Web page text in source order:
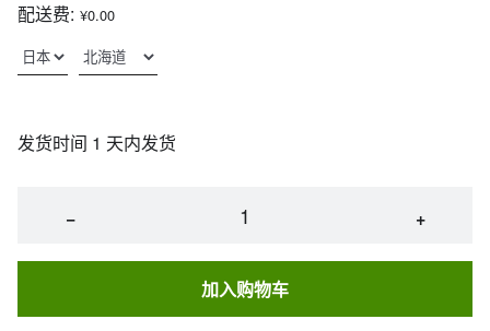
配送费: ¥0.00
发货时间 1 天内发货
− +
加入购物车